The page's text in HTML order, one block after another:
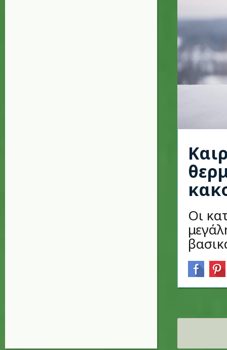
Οι
Σελίδες